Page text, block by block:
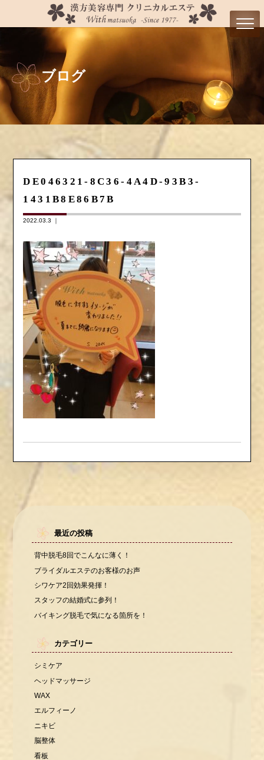
ブログ
DE046321-8C36-4A4D-93B3-
1431B8E86B7B
2022.03.3 ｜
最近の投稿
背中脱毛8回でこんなに薄く！
ブライダルエステのお客様のお声
シワケア2回効果発揮！
スタッフの結婚式に参列！
バイキング脱毛で気になる箇所を！
カテゴリー
シミケア
ヘッドマッサージ
WAX
エルフィーノ
ニキビ
脳整体
看板